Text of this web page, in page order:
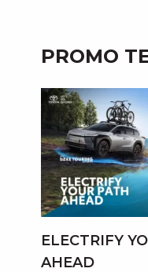
PROMO
ELECTRIFY
AHEAD